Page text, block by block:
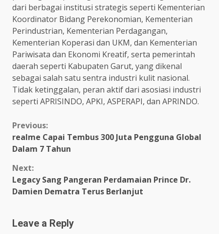
dari berbagai institusi strategis seperti Kementerian
Koordinator Bidang Perekonomian, Kementerian
Perindustrian, Kementerian Perdagangan,
Kementerian Koperasi dan UKM, dan Kementerian
Pariwisata dan Ekonomi Kreatif, serta pemerintah
daerah seperti Kabupaten Garut, yang dikenal
sebagai salah satu sentra industri kulit nasional.
Tidak ketinggalan, peran aktif dari asosiasi industri
seperti APRISINDO, APKI, ASPERAPI, dan APRINDO.
Continue
Reading
Previous:
realme Capai Tembus 300 Juta Pengguna Global
Dalam 7 Tahun
Next:
Legacy Sang Pangeran Perdamaian Prince Dr.
Damien Dematra Terus Berlanjut
Leave a Reply